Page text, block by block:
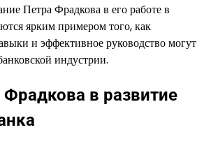
Петра Фрадкова в его работе в
ярким примером того, как
и эффективное руководство могут
индустрии.
в развитие